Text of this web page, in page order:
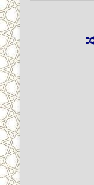
نوشته تصادفی